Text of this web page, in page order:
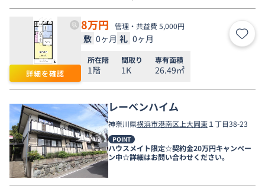
詳細を確認
8万円 管理・共益費 5,000円
敷 0ヶ月 礼 0ヶ月 お気
所在階
1階
間取り
1K
専有面積
26.49㎡
レーベンハイム
神奈川県横浜市港南区 上大岡東１丁目38-23
POINT
ハウスメイト限定☆契約金20万円キャンペー
ン中☆詳細はお問い合わせください。